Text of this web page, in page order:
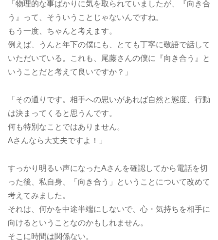
「物理的な事ばかりに気を取られていましたが、『向き合
う』って、そういうことじゃないんですね。
もう一度、ちゃんと考えます。
例えば、うんと年下の僕にも、とても丁寧に敬語で話して
いただいている。これも、尾藤さんの僕に『向き合う』と
いうことだと考えて良いですか？」
「その通りです。相手への思いがあれば自然と態度、行動
は決まってくると思うんです。
何も特別なことではありません。
Aさんなら大丈夫ですよ！」
すっかり明るい声になったAさんを確認してから電話を切
った後、私自身、「向き合う」ということについて改めて
考えてみました。
それは、何かを中途半端にしないで、心・気持ちを相手に
向けるということなのかもしれません。
そこに時間は関係ない。